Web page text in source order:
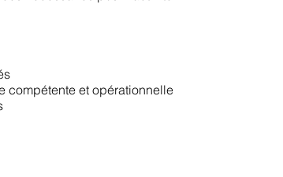
compétente et opérationnelle